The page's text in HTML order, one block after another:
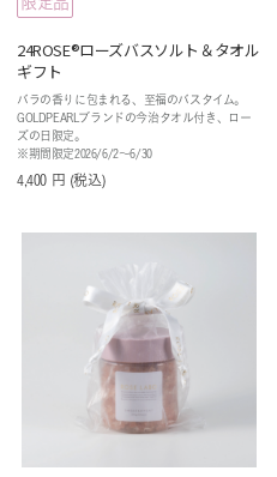
24ROSE®️ローズバスソルト＆タオル
ギフト
バラの香りに包まれる、至福のバスタイム。
GOLDPEARLブランドの今治タオル付き、ロー
ズの日限定。
※期間限定2026/6/2〜6/30
4,400 円 (税込)